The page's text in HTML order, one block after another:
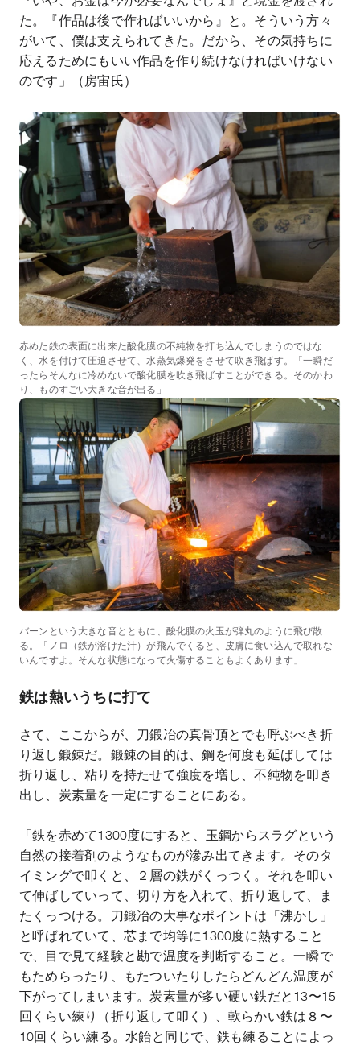
た。『作品は後で作ればいいから』と。そういう方々
がいて、僕は支えられてきた。だから、その気持ちに
応えるためにもいい作品を作り続けなければいけない
のです」（房宙氏）
赤めた鉄の表面に出来た酸化膜の不純物を打ち込んでしまうのではな
く、水を付けて圧迫させて、水蒸気爆発をさせて吹き飛ばす。「一瞬だ
ったらそんなに冷めないで酸化膜を吹き飛ばすことができる。そのかわ
り、ものすごい大きな音が出る」
バーンという大きな音とともに、酸化膜の火玉が弾丸のように飛び散
る。「ノロ（鉄が溶けた汁）が飛んでくると、皮膚に食い込んで取れな
いんですよ。そんな状態になって火傷することもよくあります」
鉄は熱いうちに打て
さて、ここからが、刀鍛冶の真骨頂とでも呼ぶべき折
り返し鍛錬だ。鍛錬の目的は、鋼を何度も延ばしては
折り返し、粘りを持たせて強度を増し、不純物を叩き
出し、炭素量を一定にすることにある。
「鉄を赤めて 1300度にすると、玉鋼からスラグという
自然の接着剤のようなものが滲み出てきます。そのタ
イミングで叩くと、２層の鉄がくっつく。それを叩い
て伸ばしていって、切り方を入れて、折り返して、ま
たくっつける。刀鍛冶の大事なポイントは「沸かし」
と呼ばれていて、芯まで均等に1300度に熱すること
で、目で見て経験と勘で温度を判断すること。一瞬で
もためらったり、もたついたりしたらどんどん温度が
下がってしまいます。炭素量が多い硬い鉄だと 13〜15
回くらい練り（折り返して叩く）、軟らかい鉄は８〜
10回くらい練る。水飴と同じで、鉄も練ることによっ